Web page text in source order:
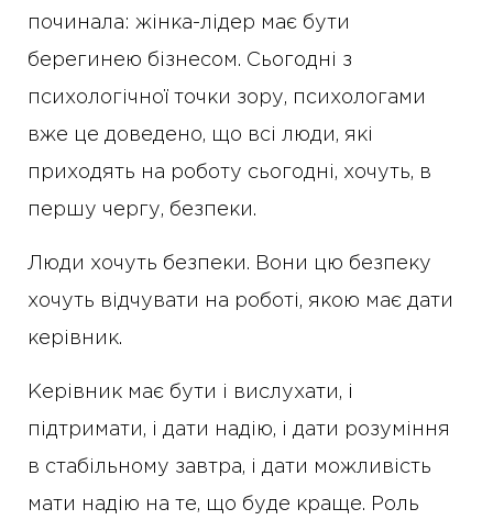
починала: жінка-лідер має бути
берегинею бізнесом. Сьогодні з
психологічної точки зору, психологами
вже це доведено, що всі люди, які
приходять на роботу сьогодні, хочуть, в
першу чергу, безпеки.
Люди хочуть безпеки. Вони цю безпеку
хочуть відчувати на роботі, якою має дати
керівник.
Керівник має бути і вислухати, і
підтримати, і дати надію, і дати розуміння
в стабільному завтра, і дати можливість
мати надію на те, що буде краще. Роль